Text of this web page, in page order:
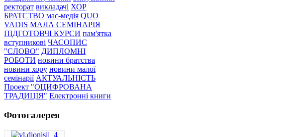
ректорат викладачі ХОР
БРАТСТВО мас-медія QUO
VADIS МАЛА СЕМІНАРІЯ
ПІДГОТОВЧІ КУРСИ пам'ятка
вступникові ЧАСОПИС
"СЛОВО" ДИПЛОМНІ
РОБОТИ новини братства
новини хору новини малої
семінарії АКТУАЛЬНІСТЬ
Проект "ОЦИФРОВАНА
ТРАДИЦІЯ" Електронні книги
Фотогалерея